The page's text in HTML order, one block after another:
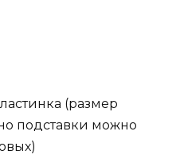
(размер
подставки можно